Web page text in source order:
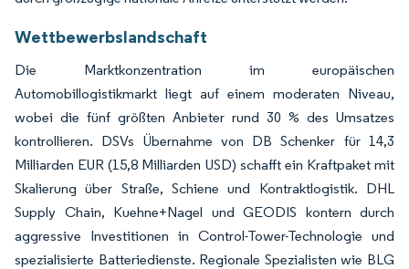
Wettbewerbslandschaft
Die Marktkonzentration im europäischen
Automobillogistikmarkt liegt auf einem moderaten Niveau,
wobei die fünf größten Anbieter rund 30 % des Umsatzes
kontrollieren. DSVs Übernahme von DB Schenker für 14,3
Milliarden EUR (15,8 Milliarden USD) schafft ein Kraftpaket mit
Skalierung über Straße, Schiene und Kontraktlogistik. DHL
Supply Chain, Kuehne+Nagel und GEODIS kontern durch
aggressive Investitionen in Control-Tower-Technologie und
spezialisierte Batteriedienste. Regionale Spezialisten wie BLG